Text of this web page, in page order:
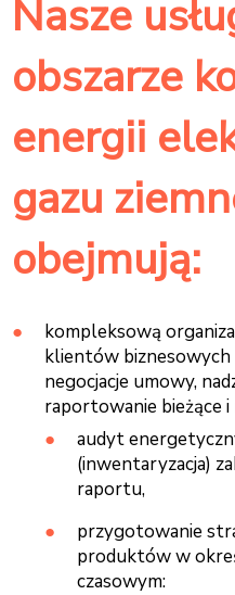
Nasze
obszarze
energii
gazu
obejmują:
kompleksową
klientów biznesowych
negocjacje umowy,
raportowanie bieżące
audyt
(inwentaryzacja)
raportu,
przygotowanie
produktów w
czasowym: